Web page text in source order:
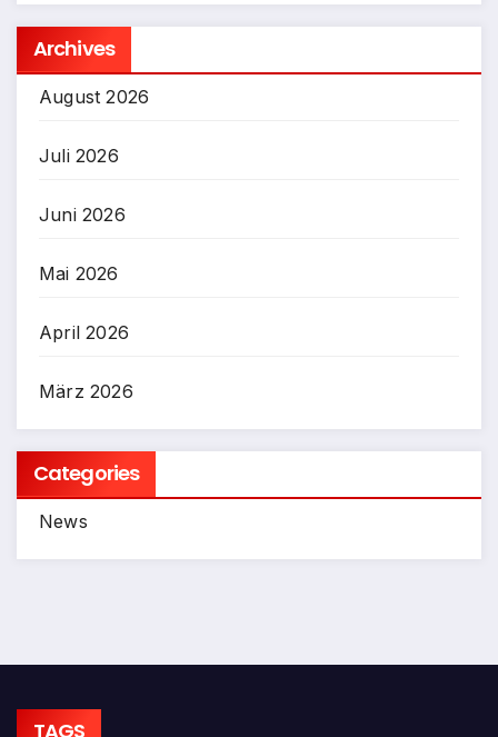
Archives
August 2026
Juli 2026
Juni 2026
Mai 2026
April 2026
März 2026
Categories
News
TAGS